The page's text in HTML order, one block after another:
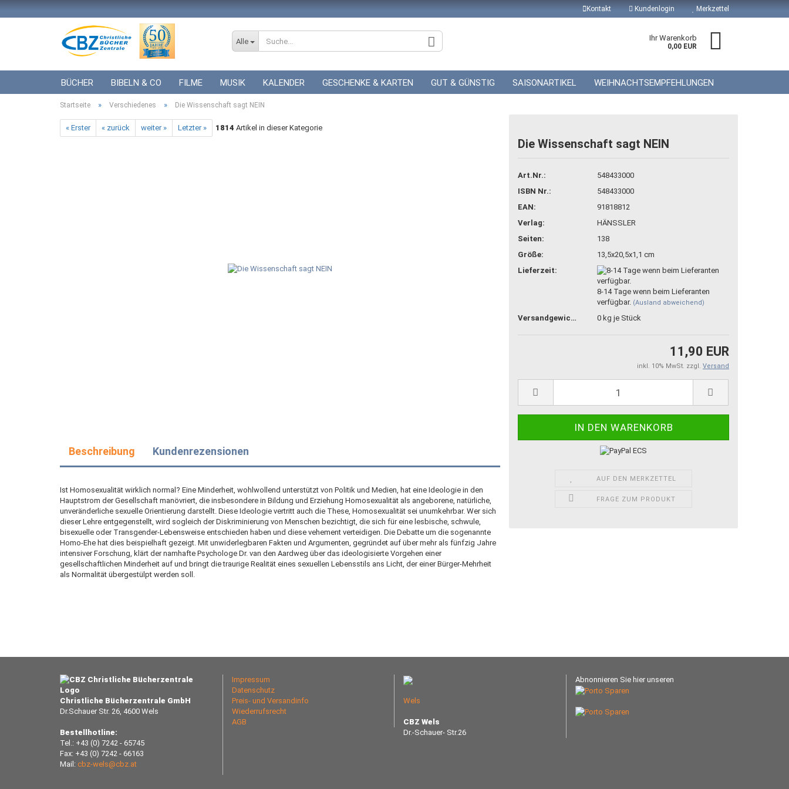
Kontakt Kundenlogin
Konto erstellen
Passwort vergessen?
Merkzettel
Alle Ihr Warenkorb
0,00 EUR
BÜCHER BIBELN & CO FILME MUSIK KALENDER GESCHENKE & KARTEN GUT & GÜNSTIG SAISONARTIKEL WEIHNACHTSEMPFEHLUNGEN
ICF BÜCHER VERSCHIEDENES GESCHENKE ZUR HOCHZEIT
Startseite » Verschiedenes » Die Wissenschaft sagt NEIN
« Erster « zurück weiter » Letzter » 1814 Artikel in dieser Kategorie
Die Wissenschaft sagt NEIN
Art.Nr.:
548433000
ISBN Nr.:
548433000
EAN:
91818812
Verlag:
HÄNSSLER
Seiten:
138
Größe:
13,5x20,5x1,1 cm
Lieferzeit:
8-14 Tage wenn beim Lieferanten
verfügbar. (Ausland abweichend)
Versandgewicht: 0 kg je Stück
11,90 EUR
inkl. 10% MwSt. zzgl. Versand
AUF DEN MERKZETTEL
FRAGE ZUM PRODUKT
Beschreibung Kundenrezensionen
Ist Homosexualität wirklich normal? Eine Minderheit, wohlwollend unterstützt von Politik und Medien, hat eine Ideologie in den
Hauptstrom der Gesellschaft manövriert, die insbesondere in Bildung und Erziehung Homosexualität als angeborene, natürliche,
unveränderliche sexuelle Orientierung darstellt. Diese Ideologie vertritt auch die These, Homosexualität sei unumkehrbar. Wer sich
dieser Lehre entgegenstellt, wird sogleich der Diskriminierung von Menschen bezichtigt, die sich für eine lesbische, schwule,
bisexuelle oder Transgender-Lebensweise entschieden haben und diese vehement verteidigen. Die Debatte um die sogenannte
Homo-Ehe hat dies beispielhaft gezeigt. Mit unwiderlegbaren Fakten und Argumenten, gegründet auf über mehr als fünfzig Jahre
intensiver Forschung, klärt der namhafte Psychologe Dr. van den Aardweg über das ideologisierte Vorgehen einer
gesellschaftlichen Minderheit auf und bringt die traurige Realität eines sexuellen Lebensstils ans Licht, der einer Bürger-Mehrheit
als Normalität übergestülpt werden soll.
Christliche Bücherzentrale GmbH
Dr.Schauer Str. 26, 4600 Wels
Bestellhotline:
Tel.: +43 (0) 7242 - 65745
Fax: +43 (0) 7242 - 66163
Mail: cbz-wels@cbz.at
Impressum
Datenschutz
Preis- und Versandinfo
Wiederrufsrecht
AGB
Wels
CBZ Wels
Dr.-Schauer- Str.26
Abnonnieren Sie hier unseren